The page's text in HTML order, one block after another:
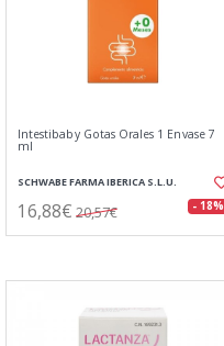
Intestibaby Gotas Orales 1 Envase 7
ml
SCHWABE FARMA IBERICA S.L.U.
16,88€ 20,57€ - 18%